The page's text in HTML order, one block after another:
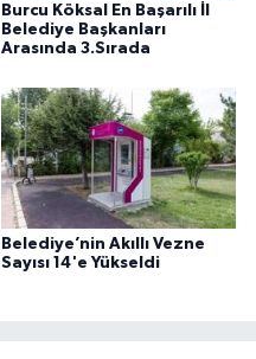
Burcu Köksal En Başarılı İl
Belediye Başkanları
Arasında 3.Sırada
Belediye’nin Akıllı Vezne
Sayısı 14'e Yükseldi